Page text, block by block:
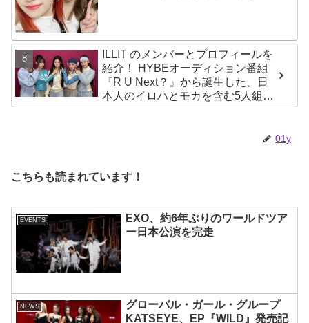
ILLIT のメンバーとプロフィールを
紹介！ HYBEオーディション番組
『R U Next？』から誕生した、日
本人のイロハとモカを含む5人組ガ
ールズグループ！ デビュー曲
01y
こちらも読まれています！
EVENTS
EXO、約6年ぶりのワールドツア
ー日本公演を完走
NEWS
グローバル・ガール・グループ
KATSEYE、EP『WILD』発売記